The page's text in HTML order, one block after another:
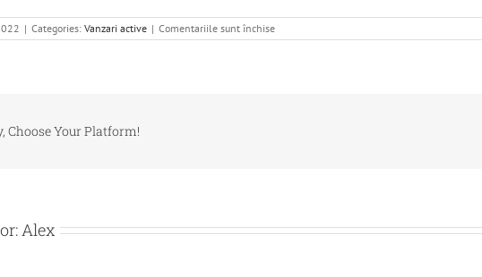
| Categories: Vanzari active | Comentariile sunt închisepentru
DE
Choose Your Platform!
Alex